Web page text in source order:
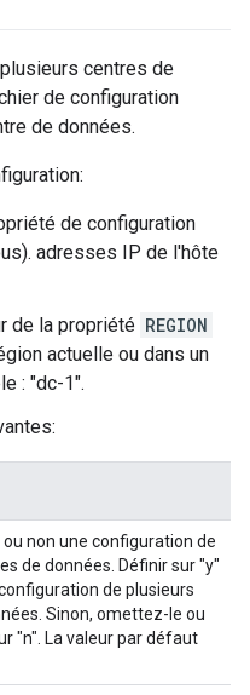
centres de
de configuration
de données.
de configuration
adresses IP de l'hôte
de la propriété REGION
actuelle ou dans un
: "dc-1".
non une configuration de
de données. Définir sur "y"
de plusieurs
Sinon, omettez-le ou
"n". La valeur par défaut